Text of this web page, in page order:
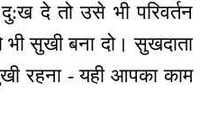
दे तो उसे भी परिवर्तन
सुखी बना दो। सुखदाता
रहना - यही आपका काम